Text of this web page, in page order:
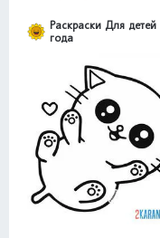
Раскраски Для
года